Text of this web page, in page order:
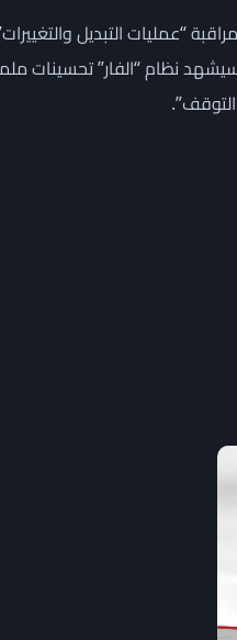
“عمليات التبديل
نظام “الفار” تحسينات